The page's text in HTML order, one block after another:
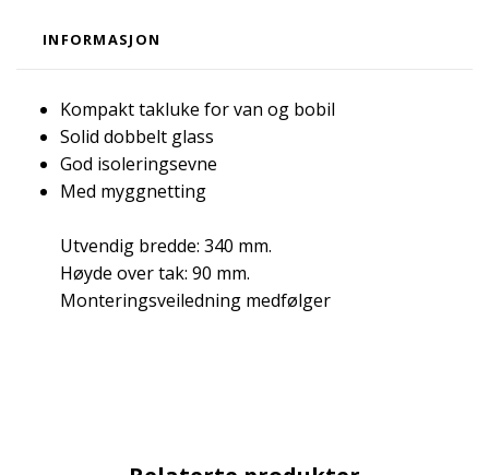
INFORMASJON
Kompakt takluke for van og bobil
Solid dobbelt glass
God isoleringsevne
Med myggnetting
Utvendig bredde: 340 mm.
Høyde over tak: 90 mm.
Monteringsveiledning medfølger